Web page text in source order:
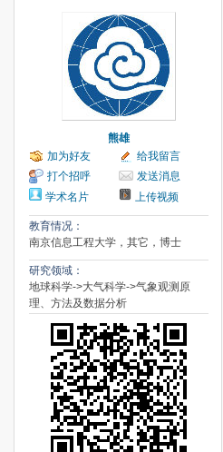
熊雄
加为好友
给我留言
打个招呼
发送消息
学术名片
上传视频
教育情况：
南京信息工程大学，其它，博士
研究领域：
地球科学->大气科学->气象观测原
理、方法及数据分析